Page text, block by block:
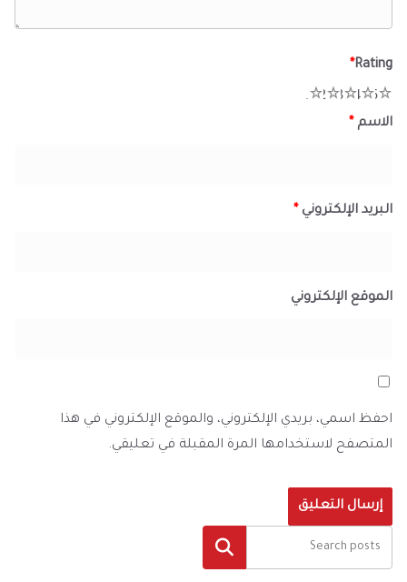
Rating
*
5
4
3
2
الاسم *
البريد الإلكتروني *
الموقع الإلكتروني
احفظ اسمي، بريدي الإلكتروني، والموقع الإلكتروني في هذا
المتصفح لاستخدامها المرة المقبلة في تعليقي.
البحث